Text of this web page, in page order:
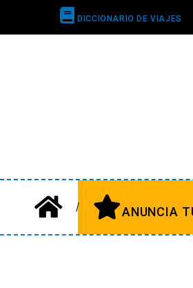
DICCIONARIO DE VIAJES
ANUNCIA